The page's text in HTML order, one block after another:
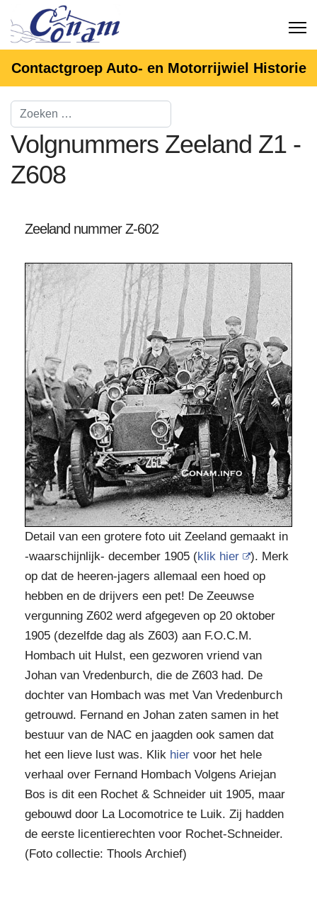
Contactgroep Auto- en Motorrijwiel Historie
Volgnummers Zeeland Z1 -
Z608
Zeeland nummer Z-602
Detail van een grotere foto uit Zeeland gemaakt in
-waarschijnlijk- december 1905 (klik hier
). Merk
op dat de heeren-jagers allemaal een hoed op
hebben en de drijvers een pet! De Zeeuwse
vergunning Z602 werd afgegeven op 20 oktober
1905 (dezelfde dag als Z603) aan F.O.C.M.
Hombach uit Hulst, een gezworen vriend van
Johan van Vredenburch, die de Z603 had. De
dochter van Hombach was met Van Vredenburch
getrouwd. Fernand en Johan zaten samen in het
bestuur van de NAC en jaagden ook samen dat
het een lieve lust was. Klik hier voor het hele
verhaal over Fernand Hombach Volgens Ariejan
Bos is dit een Rochet & Schneider uit 1905, maar
gebouwd door La Locomotrice te Luik. Zij hadden
de eerste licentierechten voor Rochet-Schneider.
(Foto collectie: Thools Archief)